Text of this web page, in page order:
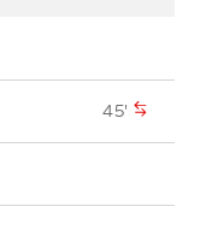
45'